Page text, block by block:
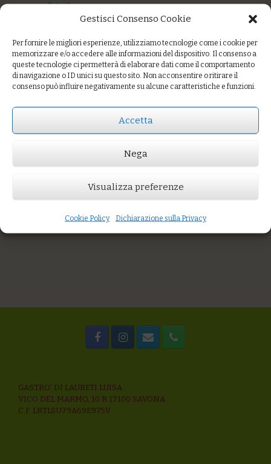
Gestisci Consenso Cookie
Per fornire le migliori esperienze, utilizziamo tecnologie come i cookie per
memorizzare e/o accedere alle informazioni del dispositivo. Il consenso a
queste tecnologie ci permetterà di elaborare dati come il comportamento
di navigazione o ID unici su questo sito. Non acconsentire o ritirare il
consenso può influire negativamente su alcune caratteristiche e funzioni.
Accetta
Nega
Visualizza preferenze
Cookie Policy Dichiarazione sulla Privacy
AGGIUNGI AL CARRELLO
You might also like
Budino al cacao e chinotto
marmellata di
Crema all’arancio
e cocco
Torta di mele,
nocciole, cannella
GASTRO’ DI LAURETI LUISA
VICO DEL MARMO, 10 R 17100 SAVONA
C.F. LRTLSU79A69E975V